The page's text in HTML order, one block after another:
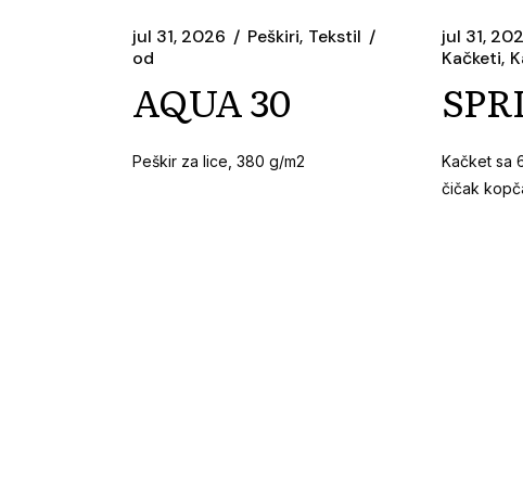
jul 31, 2026 Peškiri Tekstil
od
AQUA 30
Peškir za lice, 380 g/m2
jul 31,
Kačketi
Kačket sa
čičak